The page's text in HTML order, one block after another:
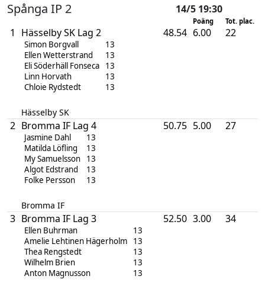
Spånga IP 2 14/5 19:30
Poäng Tot. plac.
1 Hässelby SK Lag 2
Simon Borgvall
13
Ellen Wetterstrand
13
Eli Söderhäll Fonseca
13
Linn Horvath
13
Chloie Rydstedt
13
Hässelby SK
48.54 6.00 22
2 Bromma IF Lag 4
Jasmine Dahl
13
Matilda Löfling
13
My Samuelsson
13
Algot Edstrand
13
Folke Persson
13
Bromma IF
50.75 5.00 27
3 Bromma IF Lag 3
Ellen Buhrman
13
Amelie Lehtinen Hägerholm
13
Thea Rengstedt
13
Wilhelm Brien
13
Anton Magnusson
13
52.50 3.00 34